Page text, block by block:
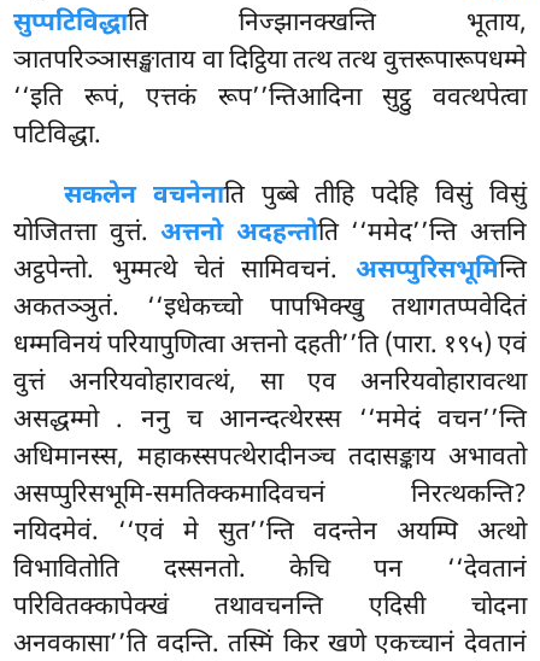
सुप्पटिविद्धाति निज्झानक्खन्ति भूताय,
ञातपरिञ्ञासङ्खाताय वा दिट्ठिया तत्थ तत्थ वुत्तरूपारूपधम्मे
‘‘इति रूपं, एत्तकं रूप’’न्तिआदिना सुट्ठु ववत्थपेत्वा
पटिविद्धा.
सकलेन वचनेनाति पुब्बे तीहि पदेहि विसुं विसुं
योजितत्ता वुत्तं.अत्तनो अदहन्तोति ‘‘ममेद’’न्ति अत्तनि
अट्ठपेन्तो. भुम्मत्थे चेतंसामिवचनं. असप्पुरिसभूमिन्ति
अकतञ्ञुतं. ‘‘इधेकच्चो पापभिक्खु तथागतप्पवेदितं
धम्मविनयं परियापुणित्वा अत्तनो दहती’’ति (पारा. १९५) एवं
वुत्तं अनरियवोहारावत्थं, सा एव अनरियवोहारावत्था
असद्धम्मो . ननु च आनन्दत्थेरस्स ‘‘ममेदं वचन’’न्ति
अधिमानस्स, महाकस्सपत्थेरादीनञ्च तदासङ्काय अभावतो
असप्पुरिसभूमि-समतिक्कमादिवचनं निरत्थकन्ति?
नयिदमेवं. ‘‘एवं मे सुत’’न्ति वदन्तेन अयम्पि अत्थो
विभावितोति दस्सनतो. केचि पन ‘‘देवतानं
परिवितक्कापेक्खं तथावचनन्ति एदिसी चोदना
अनवकासा’’ति वदन्ति. तस्मिं किर खणे एकच्चानं देवतानं